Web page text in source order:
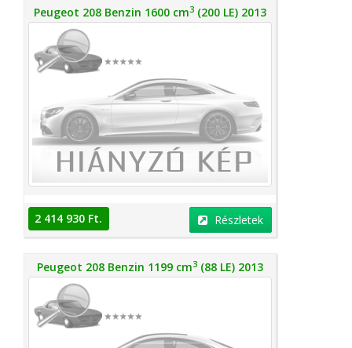
Peugeot 208 Benzin 1600 cm3 (200 LE) 2013
2 414 930 Ft. Részletek
Peugeot 208 Benzin 1199 cm3 (88 LE) 2013